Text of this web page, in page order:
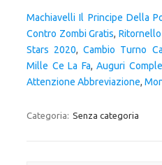
Machiavelli Il Principe Della
Contro Zombi Gratis,
Stars 2020,Cambio Turno
Mille Ce La Fa, Auguri
Attenzione Abbreviazione,
Categoria: Senza categoria